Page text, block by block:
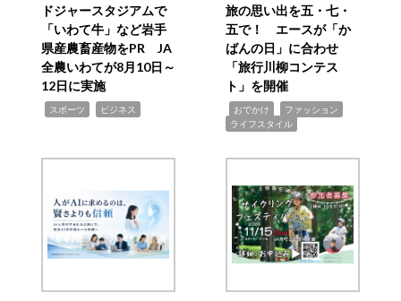
ドジャースタジアムで
「いわて牛」など岩手
県産農畜産物をPR JA
全農いわてが8月10日～
12日に実施
スポーツ ビジネス
旅の思い出を五・七・
五で！ エースが「か
ばんの日」に合わせ
「旅行川柳コンテス
ト」を開催
おでかけ ファッション
ライフスタイル